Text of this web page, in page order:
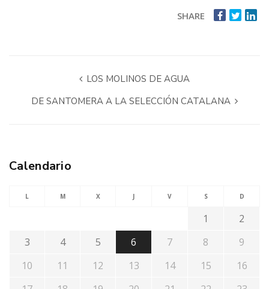
SHARE
LOS MOLINOS DE AGUA
DE SANTOMERA A LA SELECCIÓN CATALANA
Calendario
L M X J V S D
1
2
3
4 5 6 7 8
9
10
11 12 13 14 15
16